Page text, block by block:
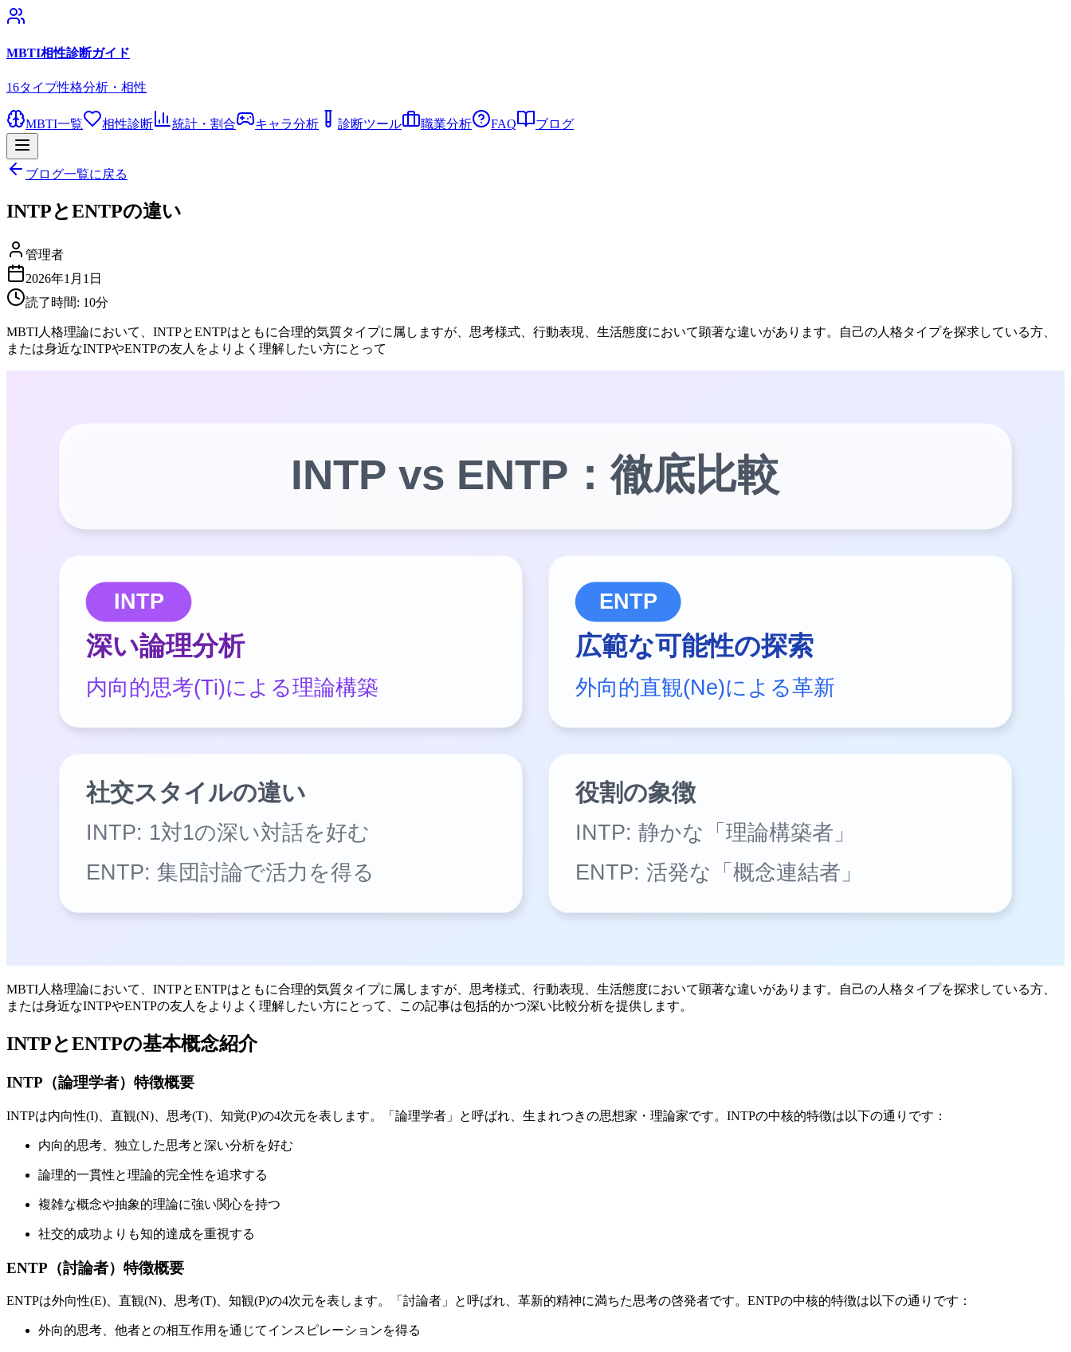
MBTI相性診断ガイド
16タイプ性格分析・相性
MBTI一覧 相性診断 統計・割合 キャラ分析 診断ツール 職業分析 FAQ ブログ
ブログ一覧に戻る
INTPとENTPの違い
管理者
2026年1月1日
読了時間: 10分
MBTI人格理論において、INTPとENTPはともに合理的気質タイプに属しますが、思考様式、行動表現、生活態度において顕著な違いがあります。自己の人格タイプを探求している方、
または身近なINTPやENTPの友人をよりよく理解したい方にとって
MBTI人格理論において、INTPとENTPはともに合理的気質タイプに属しますが、思考様式、行動表現、生活態度において顕著な違いがあります。自己の人格タイプを探求している方、
または身近なINTPやENTPの友人をよりよく理解したい方にとって、この記事は包括的かつ深い比較分析を提供します。
INTPとENTPの基本概念紹介
INTP（論理学者）特徴概要
INTPは内向性(I)、直観(N)、思考(T)、知覚(P)の4次元を表します。「論理学者」と呼ばれ、生まれつきの思想家・理論家です。INTPの中核的特徴は以下の通りです：
内向的思考、独立した思考と深い分析を好む
論理的一貫性と理論的完全性を追求する
複雑な概念や抽象的理論に強い関心を持つ
社交的成功よりも知的達成を重視する
ENTP（討論者）特徴概要
ENTPは外向性(E)、直観(N)、思考(T)、知観(P)の4次元を表します。「討論者」と呼ばれ、革新的精神に満ちた思考の啓発者です。ENTPの中核的特徴は以下の通りです：
外向的思考、他者との相互作用を通じてインスピレーションを得る